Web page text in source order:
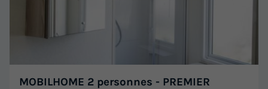
MOBILHOME 2 personnes - PREMIER